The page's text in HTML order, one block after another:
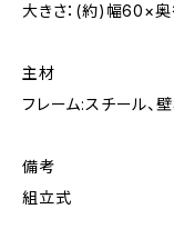
大きさ：(約)幅60×
主材
フレーム:スチール、
備考
組立式